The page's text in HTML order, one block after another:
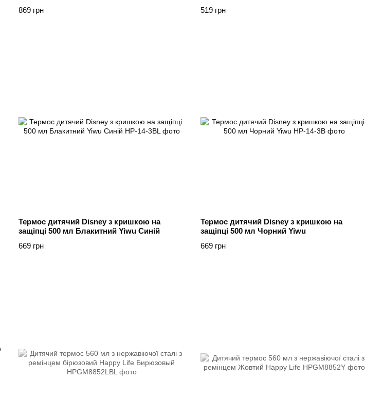
869 грн
519 грн
Термос дитячий Disney з кришкою на
защіпці 500 мл Блакитний Yiwu Синій
669 грн
Термос дитячий Disney з кришкою на
защіпці 500 мл Чорний Yiwu
669 грн